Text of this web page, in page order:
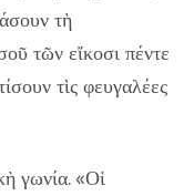
τὴ
τῶν εἴκοσι πέντε
τὶς φευγαλέες
γωνία. «Οἱ